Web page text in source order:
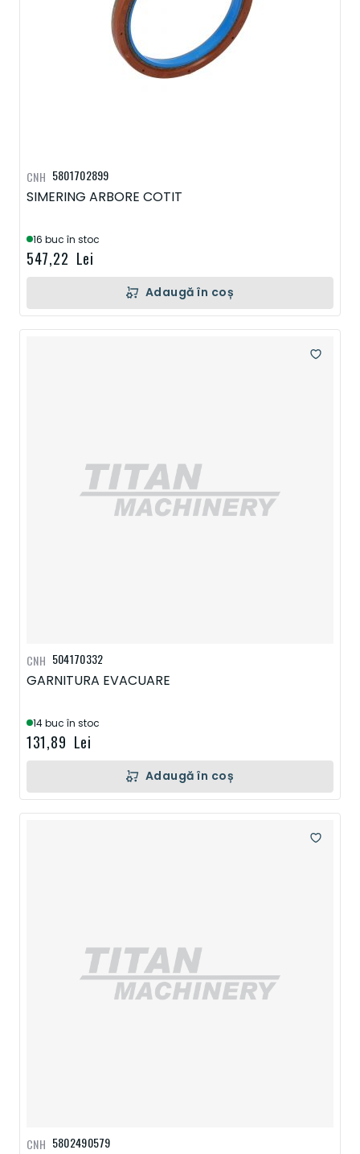
5801702899
SIMERING ARBORE COTIT
16 buc în stoc
547,22 Lei
CNH
Adaugă în coș
504170332
GARNITURA EVACUARE
14 buc în stoc
131,89 Lei
CNH
Adaugă în coș
5802490579
CNH